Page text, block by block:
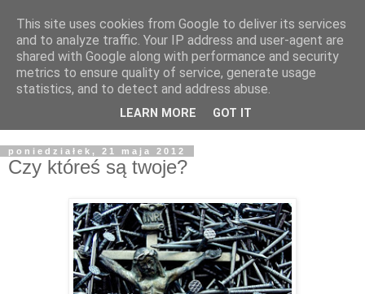
Żyjąc wiarą w REALNYM
świecie
Blog pastora Pawła Bartosika
poniedziałek, 21 maja 2012
Czy któreś są twoje?
This site uses cookies from Google to deliver its services
and to analyze traffic. Your IP address and user-agent are
shared with Google along with performance and security
metrics to ensure quality of service, generate usage
statistics, and to detect and address abuse.
LEARN MORE GOT IT